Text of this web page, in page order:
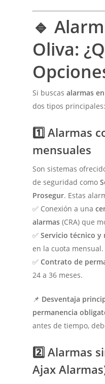
🔹
Oliva:
Si buscasalarmas
dos tipos principales:
1️⃣ Alarmas
mensuales
Son sistemas
de seguridad como
Prosegur. Estas
✅ Conexión a una
alarmas (CRA) que
✅Servicio técnico
en la cuota mensual.
✅ Contrato de
24 a 36 meses.
📌 Desventaja
permanencia
antes de tiempo,
2️⃣ Alarmas
Ajax